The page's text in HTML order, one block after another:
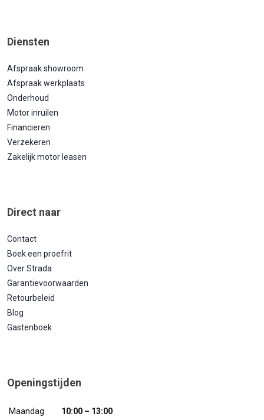
Diensten
Afspraak showroom
Afspraak werkplaats
Onderhoud
Motor inruilen
Financieren
Verzekeren
Zakelijk motor leasen
Direct naar
Contact
Boek een proefrit
Over Strada
Garantievoorwaarden
Retourbeleid
Blog
Gastenboek
Openingstijden
Maandag 10:00 – 13:00